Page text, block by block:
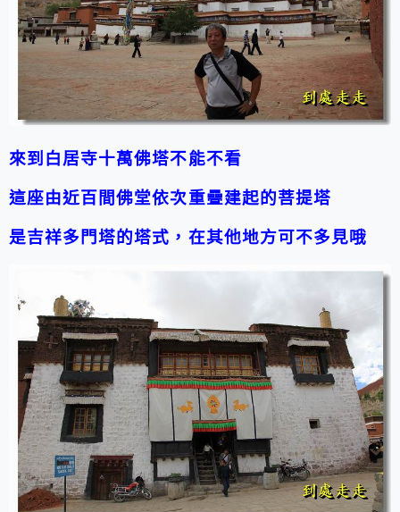
來到白居寺十萬佛塔不能不看
這座由近百間佛堂依次重疊建起的菩提塔
是吉祥多門塔的塔式，在其他地方可不多見哦